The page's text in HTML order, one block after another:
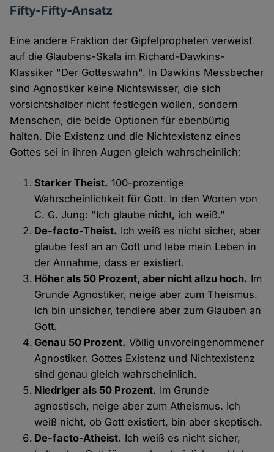
Fifty-Fifty-Ansatz
Eine andere Fraktion der Gipfelpropheten verweist
auf die Glaubens-Skala im Richard-Dawkins-
Klassiker "Der Gotteswahn". In Dawkins Messbecher
sind Agnostiker keine Nichtswisser, die sich
vorsichtshalber nicht festlegen wollen, sondern
Menschen, die beide Optionen für ebenbürtig
halten. Die Existenz und die Nichtexistenz eines
Gottes sei in ihren Augen gleich wahrscheinlich:
Starker Theist. 100-prozentige
Wahrscheinlichkeit für Gott. In den Worten von
C. G. Jung: "Ich glaube nicht, ich weiß."
De-facto-Theist. Ich weiß es nicht sicher, aber
glaube fest an an Gott und lebe mein Leben in
der Annahme, dass er existiert.
Höher als 50 Prozent, aber nicht allzu hoch. Im
Grunde Agnostiker, neige aber zum Theismus.
Ich bin unsicher, tendiere aber zum Glauben an
Gott.
Genau 50 Prozent. Völlig unvoreingenommener
Agnostiker. Gottes Existenz und Nichtexistenz
sind genau gleich wahrscheinlich.
Niedriger als 50 Prozent. Im Grunde
agnostisch, neige aber zum Atheismus. Ich
weiß nicht, ob Gott existiert, bin aber skeptisch.
De-facto-Atheist. Ich weiß es nicht sicher,